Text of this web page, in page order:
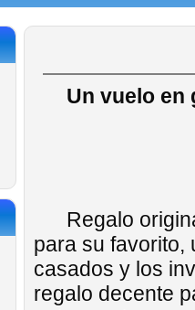
Un vuelo en
Regalo
para su favorito,
casados ​​y los
regalo decente